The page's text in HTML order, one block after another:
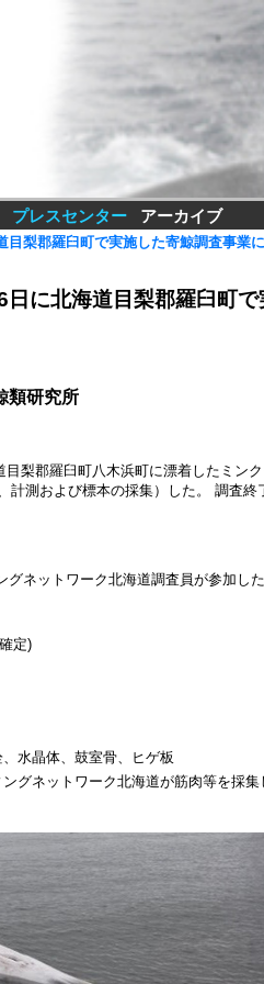
プレスセンター アーカイブ
目梨郡羅臼町で実施した寄鯨調査事業に
に北海道目梨郡羅臼町
類研究所
梨郡羅臼町八木浜町に漂着したミ
測および標本の採集）した。 調査終
ネットワーク北海道調査員が参加した
定)
水晶体、鼓室骨、ヒゲ板
グネットワーク北海道が筋肉等を採集